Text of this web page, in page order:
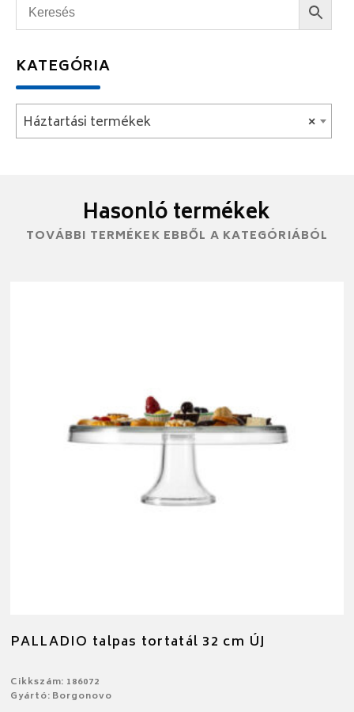
KATEGÓRIA
×
Háztartási termékek
Hasonló termékek
TOVÁBBI TERMÉKEK EBBŐL A KATEGÓRIÁBÓL
PALLADIO talpas tortatál 32 cm ÚJ
Cikkszám: 186072
Gyártó: Borgonovo